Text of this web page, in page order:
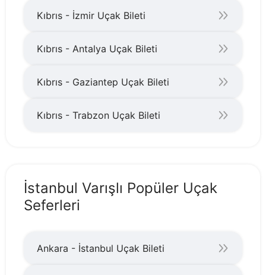
Kıbrıs - İzmir Uçak Bileti
Kıbrıs - Antalya Uçak Bileti
Kıbrıs - Gaziantep Uçak Bileti
Kıbrıs - Trabzon Uçak Bileti
İstanbul Varışlı Popüler Uçak
Seferleri
Ankara - İstanbul Uçak Bileti